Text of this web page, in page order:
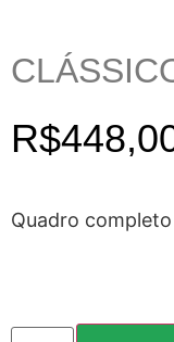
R$
Quadro